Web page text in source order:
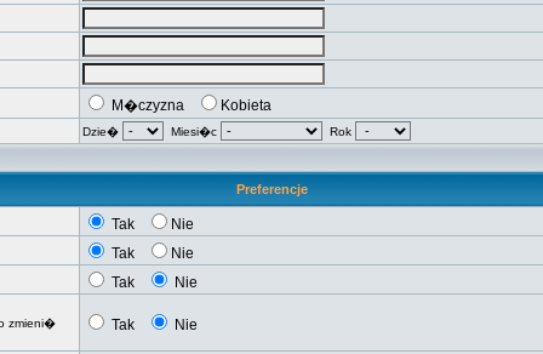
M�czyzna Kobieta
Dzie� Miesi�c Rok
Preferencje
Tak
Nie
Tak
Nie
Tak
Nie
zmieni� Tak Nie